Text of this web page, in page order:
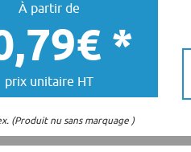
À partir de
*
prix unitaire HT
(Produit nu sans marquage )